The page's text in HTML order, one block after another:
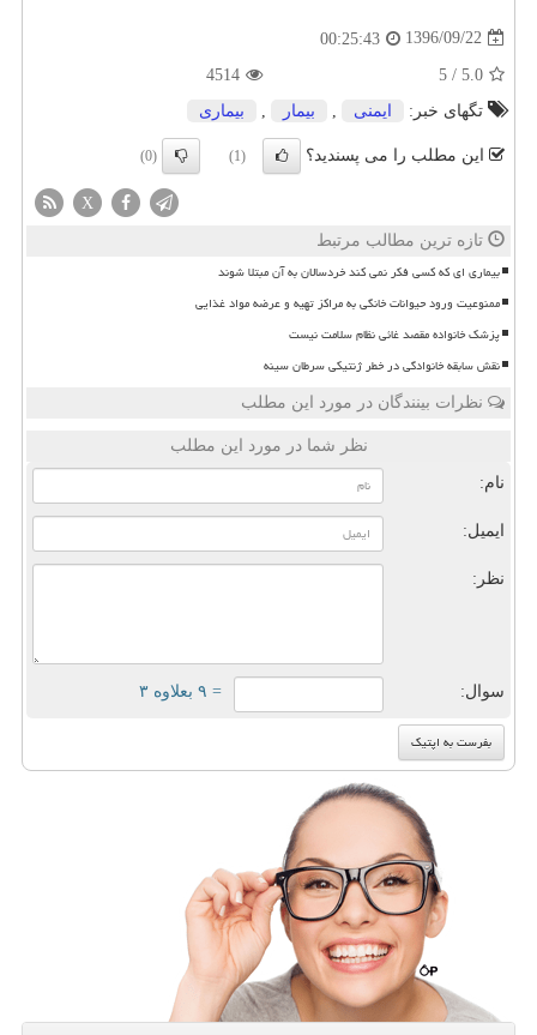
1396/09/22
00:25:43
5.0
/
5
4514
تگهای خبر:
ایمنی بیمار بیماری
این مطلب را می پسندید؟ (1)
(0)
X
تازه ترین مطالب مرتبط
بیماری ای که کسی فکر نمی کند خردسالان به آن مبتلا شوند
ممنوعیت ورود حیوانات خانگی به مراکز تهیه و عرضه مواد غذایی
پزشک خانواده مقصد غائی نظام سلامت نیست
نقش سابقه خانوادگی در خطر ژنتیکی سرطان سینه
نظرات بینندگان در مورد این مطلب
نظر شما در مورد این مطلب
نام:
ایمیل:
نظر:
سوال: = ۹ بعلاوه ۳